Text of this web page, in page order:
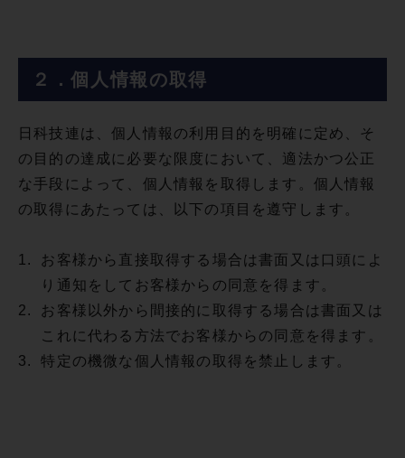
２．個人情報の取得
日科技連は、個人情報の利用目的を明確に定め、そ
の目的の達成に必要な限度において、適法かつ公正
な手段によって、個人情報を取得します。個人情報
の取得にあたっては、以下の項目を遵守します。
1.
お客様から直接取得する場合は書面又は口頭によ
り通知をしてお客様からの同意を得ます。
2.
お客様以外から間接的に取得する場合は書面又は
これに代わる方法でお客様からの同意を得ます。
3.
特定の機微な個人情報の取得を禁止します。